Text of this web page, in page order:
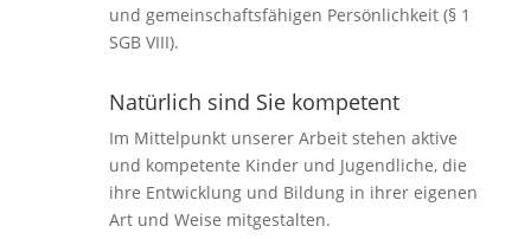
und gemeinschaftsfähigen Persönlichkeit (§ 1
SGB VIII).
Natürlich sind Sie kompetent
Im Mittelpunkt unserer Arbeit stehen aktive
und kompetente Kinder und Jugendliche, die
ihre Entwicklung und Bildung in ihrer eigenen
Art und Weise mitgestalten.